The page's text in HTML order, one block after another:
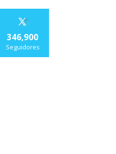
346,900
Seguidores